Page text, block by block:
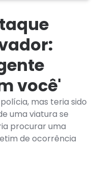
você'
mas teria sido
uma viatura se
procurar uma
de ocorrência